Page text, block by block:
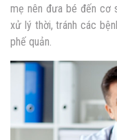
mẹ nên đưa bé đến cơ
xử lý thời, tránh các
phế quản.